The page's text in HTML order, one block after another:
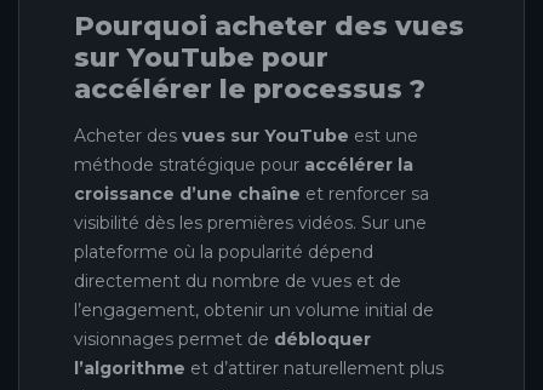
Pourquoi acheter des vues
sur YouTube pour
accélérer le processus ?
Acheter des vues sur YouTube est une
méthode stratégique pour accélérer la
croissance d’une chaîne et renforcer sa
visibilité dès les premières vidéos. Sur une
plateforme où la popularité dépend
directement du nombre de vues et de
l’engagement, obtenir un volume initial de
visionnages permet de débloquer
l’algorithme et d’attirer naturellement plus